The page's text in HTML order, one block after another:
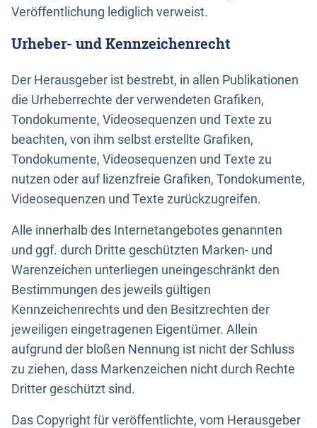
Veröffentlichung lediglich verweist.
Urheber- und Kennzeichenrecht
Der Herausgeber ist bestrebt, in allen Publikationen
die Urheberrechte der verwendeten Grafiken,
Tondokumente, Videosequenzen und Texte zu
beachten, von ihm selbst erstellte Grafiken,
Tondokumente, Videosequenzen und Texte zu
nutzen oder auf lizenzfreie Grafiken, Tondokumente,
Videosequenzen und Texte zurückzugreifen.
Alle innerhalb des Internetangebotes genannten
und ggf. durch Dritte geschützten Marken- und
Warenzeichen unterliegen uneingeschränkt den
Bestimmungen des jeweils gültigen
Kennzeichenrechts und den Besitzrechten der
jeweiligen eingetragenen Eigentümer. Allein
aufgrund der bloßen Nennung ist nicht der Schluss
zu ziehen, dass Markenzeichen nicht durch Rechte
Dritter geschützt sind.
Das Copyright für veröffentlichte, vom Herausgeber